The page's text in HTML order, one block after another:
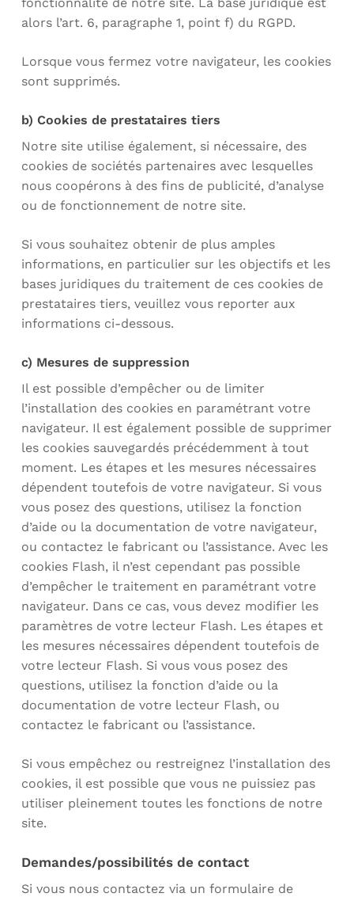
alors l’art. 6, paragraphe 1, point f) du RGPD.
Lorsque vous fermez votre navigateur, les cookies
sont supprimés.
b) Cookies de prestataires tiers
Notre site utilise également, si nécessaire, des
cookies de sociétés partenaires avec lesquelles
nous coopérons à des fins de publicité, d’analyse
ou de fonctionnement de notre site.
Si vous souhaitez obtenir de plus amples
informations, en particulier sur les objectifs et les
bases juridiques du traitement de ces cookies de
prestataires tiers, veuillez vous reporter aux
informations ci-dessous.
c) Mesures de suppression
Il est possible d’empêcher ou de limiter
l’installation des cookies en paramétrant votre
navigateur. Il est également possible de supprimer
les cookies sauvegardés précédemment à tout
moment. Les étapes et les mesures nécessaires
dépendent toutefois de votre navigateur. Si vous
vous posez des questions, utilisez la fonction
d’aide ou la documentation de votre navigateur,
ou contactez le fabricant ou l’assistance. Avec les
cookies Flash, il n’est cependant pas possible
d’empêcher le traitement en paramétrant votre
navigateur. Dans ce cas, vous devez modifier les
paramètres de votre lecteur Flash. Les étapes et
les mesures nécessaires dépendent toutefois de
votre lecteur Flash. Si vous vous posez des
questions, utilisez la fonction d’aide ou la
documentation de votre lecteur Flash, ou
contactez le fabricant ou l’assistance.
Si vous empêchez ou restreignez l’installation des
cookies, il est possible que vous ne puissiez pas
utiliser pleinement toutes les fonctions de notre
site.
Demandes/possibilités de contact
Si vous nous contactez via un formulaire de